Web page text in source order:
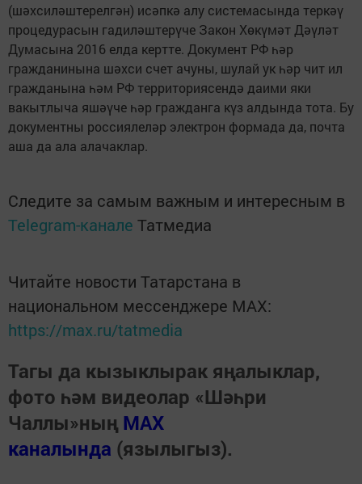
(шәхсиләштерелгән) исәпкә алу системасында теркәү
процедурасын гадиләштерүче Закон Хөкүмәт Дәүләт
Думасына 2016 елда кертте. Документ РФ һәр
гражданинына шәхси счет ачуны, шулай ук һәр чит ил
гражданына һәм РФ территориясендә даими яки
вакытлыча яшәүче һәр гражданга күз алдында тота. Бу
документны россиялеләр электрон формада да, почта
аша да ала алачаклар.
Следите за самым важным и интересным в
Telegram-канале Татмедиа
Читайте новости Татарстана в
национальном мессенджере MАХ:
https://max.ru/tatmedia
Тагы да кызыклырак яңалыклар,
фото һәм видеолар «Шәһри
Чаллы»ның MAX
каналында (язылыгыз).